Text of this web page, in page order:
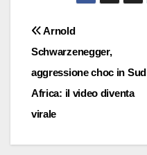
articoli
Arnold
Schwarzenegger,
aggressione choc in Sud
Africa: il video diventa
virale